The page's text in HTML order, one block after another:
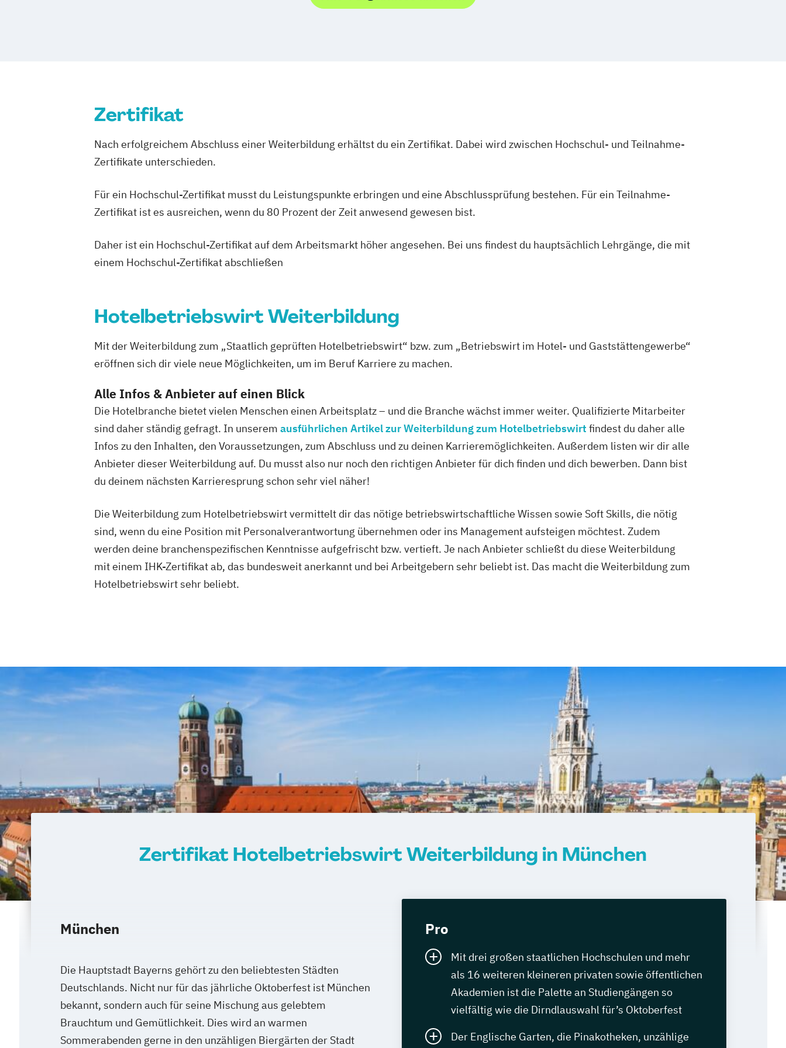
Zertifikat
Nach erfolgreichem Abschluss einer Weiterbildung erhältst du ein Zertifikat. Dabei wird zwischen Hochschul- und Teilnahme-
Zertifikate unterschieden.
Für ein Hochschul-Zertifikat musst du Leistungspunkte erbringen und eine Abschlussprüfung bestehen. Für ein Teilnahme-
Zertifikat ist es ausreichen, wenn du 80 Prozent der Zeit anwesend gewesen bist.
Daher ist ein Hochschul-Zertifikat auf dem Arbeitsmarkt höher angesehen. Bei uns findest du hauptsächlich Lehrgänge, die mit
einem Hochschul-Zertifikat abschließen
Hotelbetriebswirt Weiterbildung
Mit der Weiterbildung zum „Staatlich geprüften Hotelbetriebswirt“ bzw. zum „Betriebswirt im Hotel- und Gaststättengewerbe“
eröffnen sich dir viele neue Möglichkeiten, um im Beruf Karriere zu machen.
Alle Infos & Anbieter auf einen Blick
Die Hotelbranche bietet vielen Menschen einen Arbeitsplatz – und die Branche wächst immer weiter. Qualifizierte Mitarbeiter
sind daher ständig gefragt. In unserem ausführlichen Artikel zur Weiterbildung zum Hotelbetriebswirt findest du daher alle
Infos zu den Inhalten, den Voraussetzungen, zum Abschluss und zu deinen Karrieremöglichkeiten. Außerdem listen wir dir alle
Anbieter dieser Weiterbildung auf. Du musst also nur noch den richtigen Anbieter für dich finden und dich bewerben. Dann bist
du deinem nächsten Karrieresprung schon sehr viel näher!
Die Weiterbildung zum Hotelbetriebswirt vermittelt dir das nötige betriebswirtschaftliche Wissen sowie Soft Skills, die nötig
sind, wenn du eine Position mit Personalverantwortung übernehmen oder ins Management aufsteigen möchtest. Zudem
werden deine branchenspezifischen Kenntnisse aufgefrischt bzw. vertieft. Je nach Anbieter schließt du diese Weiterbildung
mit einem IHK-Zertifikat ab, das bundesweit anerkannt und bei Arbeitgebern sehr beliebt ist. Das macht die Weiterbildung zum
Hotelbetriebswirt sehr beliebt.
Zertifikat Hotelbetriebswirt Weiterbildung in München
München
Die Hauptstadt Bayerns gehört zu den beliebtesten Städten
Deutschlands. Nicht nur für das jährliche Oktoberfest ist München
bekannt, sondern auch für seine Mischung aus gelebtem
Brauchtum und Gemütlichkeit. Dies wird an warmen
Sommerabenden gerne in den unzähligen Biergärten der Stadt
Pro
Mit drei großen staatlichen Hochschulen und mehr
als 16 weiteren kleineren privaten sowie öffentlichen
Akademien ist die Palette an Studiengängen so
vielfältig wie die Dirndlauswahl für’s Oktoberfest
Der Englische Garten, die Pinakotheken, unzählige